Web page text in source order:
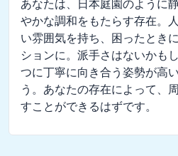
あなたは、日本庭園のように
やかな調和をもたらす存在。
い雰囲気を持ち、困ったとき
ションに。派手さはないかも
つに丁寧に向き合う姿勢が高
う。あなたの存在によって、
すことができるはずです。